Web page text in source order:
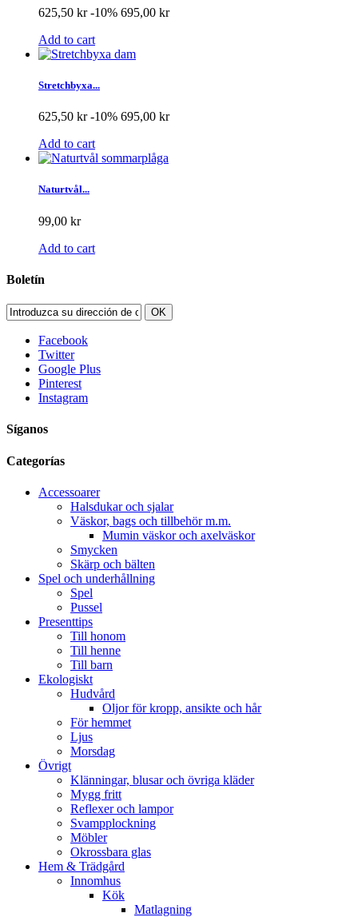
625,50 kr -10% 695,00 kr
Add to cart
Stretchbyxa...
625,50 kr -10% 695,00 kr
Add to cart
Naturtvål...
99,00 kr
Add to cart
Boletín
OK
Facebook
Twitter
Google Plus
Pinterest
Instagram
Síganos
Categorías
Accessoarer
Halsdukar och sjalar
Väskor, bags och tillbehör m.m.
Mumin väskor och axelväskor
Smycken
Skärp och bälten
Spel och underhållning
Spel
Pussel
Presenttips
Till honom
Till henne
Till barn
Ekologiskt
Hudvård
Oljor för kropp, ansikte och hår
För hemmet
Ljus
Morsdag
Övrigt
Klänningar, blusar och övriga kläder
Mygg fritt
Reflexer och lampor
Svampplockning
Möbler
Okrossbara glas
Hem & Trädgård
Innomhus
Kök
Matlagning